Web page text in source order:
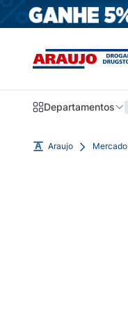
Departamentos
Araujo Mercado